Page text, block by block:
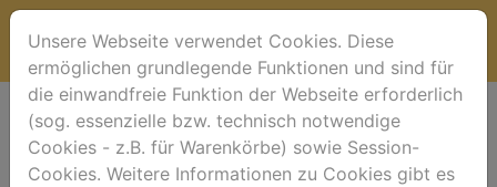
Impressum
Unsere Webseite verwendet Cookies. Diese
ermöglichen grundlegende Funktionen und sind für
die einwandfreie Funktion der Webseite erforderlich
(sog. essenzielle bzw. technisch notwendige
Cookies - z.B. für Warenkörbe) sowie Session-
Cookies. Weitere Informationen zu Cookies gibt es